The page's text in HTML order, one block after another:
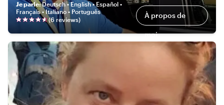
Je parle:Deutsch • English • Español •
Français • Italiano • Português
(6 reviews) À propos de
moi